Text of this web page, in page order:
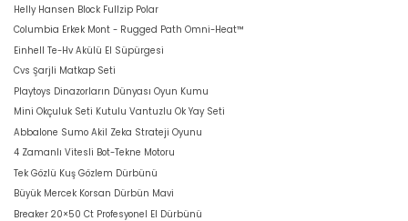
Helly Hansen Block Fullzip Polar
Columbia Erkek Mont - Rugged Path Omni-Heat™
Einhell Te-Hv Akülü El Süpürgesi
Cvs Şarjli Matkap Seti
Playtoys Dinazorların Dünyası Oyun Kumu
Mini Okçuluk Seti Kutulu Vantuzlu Ok Yay Seti
Abbalone Sumo Akil Zeka Strateji Oyunu
4 Zamanlı Vitesli Bot-Tekne Motoru
Tek Gözlü Kuş Gözlem Dürbünü
Büyük Mercek Korsan Dürbün Mavi
Breaker 20×50 Ct Profesyonel El Dürbünü